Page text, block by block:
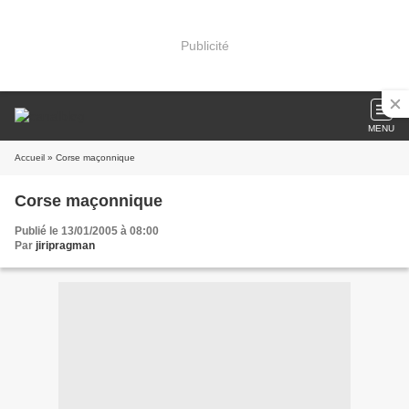
Publicité
MENU
Accueil » Corse maçonnique
Corse maçonnique
Publié le 13/01/2005 à 08:00
Par jiripragman